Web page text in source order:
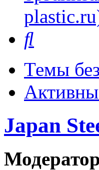
Темы
Japan